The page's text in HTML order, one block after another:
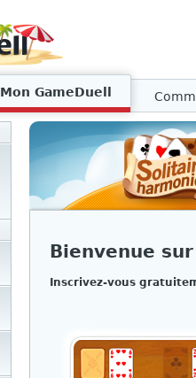
Mon GameDuell
Bienvenue
Inscrivez-vous